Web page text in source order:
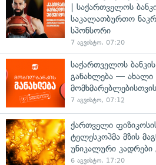
| საქართველოს
საკალათბურთო
სპონსორი
7 აგვისტო, 07:20
საქართველოს
განახლება — ახალი
მომხმარებლებისთვის
7 აგვისტო, 07:12
ქართველი
ტელესკოპმა მზის
უნიკალური
6 აგვისტო, 17:20